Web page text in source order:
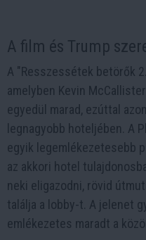
A film és Trump
A "Resszessétek betörők
amelyben Kevin
egyedül marad, ezúttal
legnagyobb hoteljében. A
egyik legemlékezetesebb
az akkori hotel
neki eligazodni, rövid
találja a lobby-t. A jelenet
emlékezetes maradt a